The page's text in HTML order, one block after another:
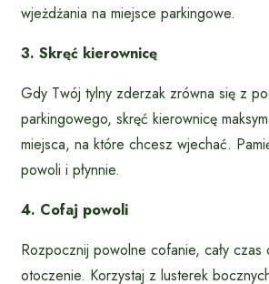
wjeżdżania na miejsce parkingowe.
3. Skręć kierownicę
Gdy Twój tylny zderzak zrówna się z
parkingowego, skręć kierownicę
miejsca, na które chcesz wjechać.
powoli i płynnie.
4. Cofaj powoli
Rozpocznij powolne cofanie, cały czas
otoczenie. Korzystaj z lusterek